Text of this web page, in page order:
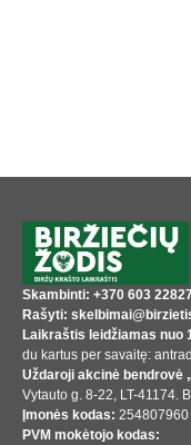
Skambinti: +370 603
Rašyti:
Laikraštis leidžiamas nuo
du kartus per savaitę:
Uždaroji akcinė bendrovė
Vytauto g. 8-22, LT-41174.
Įmonės kodas: 254807960
PVM mokėtojo kodas: